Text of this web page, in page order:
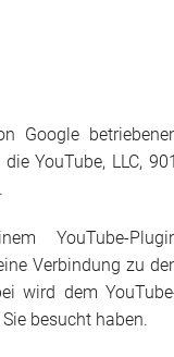
Google
YouTube, LLC,
YouTube-
Verbindung zu
wird dem
besucht haben.